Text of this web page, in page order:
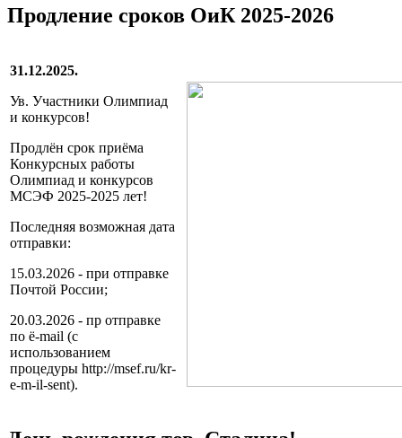
Продление сроков ОиК 2025-2026
31.12.2025.
Ув. Участники Олимпиад
и конкурсов!
Продлён срок приёма
Конкурсных работы
Олимпиад и конкурсов
МСЭФ 2025-2025 лет!
Последняя возможная дата
отправки:
15.03.2026 - при отправке
Почтой России;
20.03.2026 - пр отправке
по ё-mail (с
использованием
процедуры http://msef.ru/kr-
e-m-il-sent).